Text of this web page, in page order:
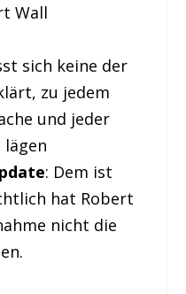
Wall
sich keine der
zu jedem
und jeder
: Dem ist
hat Robert
nicht die